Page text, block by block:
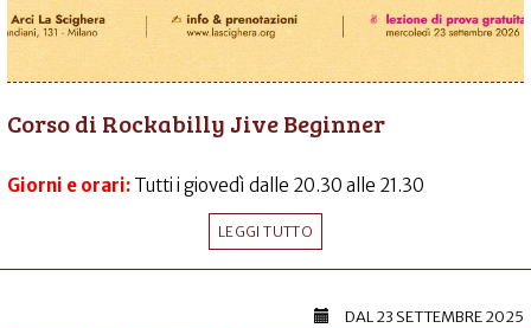
Corso di Rockabilly Jive Beginner
Giorni e orari: Tutti i giovedì dalle 20.30 alle 21.30
LEGGI TUTTO
DAL23 SETTEMBRE 2025